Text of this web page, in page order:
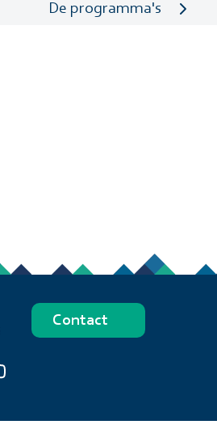
De programma's
Contact